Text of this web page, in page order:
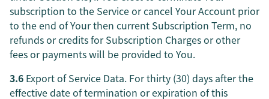
subscription to the Service or cancel Your Account prior
to the end of Your then current Subscription Term, no
refunds or credits for Subscription Charges or other
fees or payments will be provided to You.
3.6 Export of Service Data. For thirty (30) days after the
effective date of termination or expiration of this